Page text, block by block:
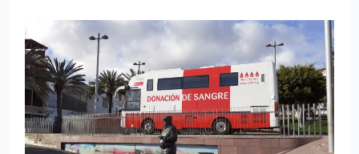
El
SCS
continúa
promocionando
la